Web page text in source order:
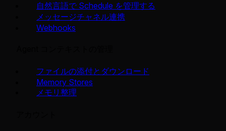
自然言語で Schedule を管理する
メッセージチャネル連携
Webhooks
ファイルの添付とダウンロード
Memory Stores
メモリ整理